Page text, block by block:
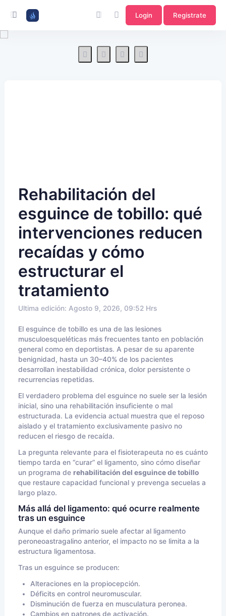
Login Registrate
Rehabilitación del
esguince de tobillo: qué
intervenciones reducen
recaídas y cómo
estructurar el
tratamiento
Ultima edición: Agosto 9, 2026, 09:52 Hrs
El esguince de tobillo es una de las lesiones
musculoesqueléticas más frecuentes tanto en población
general como en deportistas. A pesar de su aparente
benignidad, hasta un 30–40% de los pacientes
desarrollan inestabilidad crónica, dolor persistente o
recurrencias repetidas.
El verdadero problema del esguince no suele ser la lesión
inicial, sino una rehabilitación insuficiente o mal
estructurada. La evidencia actual muestra que el reposo
aislado y el tratamiento exclusivamente pasivo no
reducen el riesgo de recaída.
La pregunta relevante para el fisioterapeuta no es cuánto
tiempo tarda en “curar” el ligamento, sino cómo diseñar
un programa de rehabilitación del esguince de tobillo
que restaure capacidad funcional y prevenga secuelas a
largo plazo.
Más allá del ligamento: qué ocurre realmente
tras un esguince
Aunque el daño primario suele afectar al ligamento
peroneoastragalino anterior, el impacto no se limita a la
estructura ligamentosa.
Tras un esguince se producen:
Alteraciones en la propiocepción.
Déficits en control neuromuscular.
Disminución de fuerza en musculatura peronea.
Cambios en patrones de activación.